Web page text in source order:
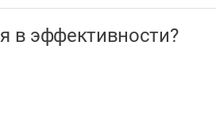
в эффективности?